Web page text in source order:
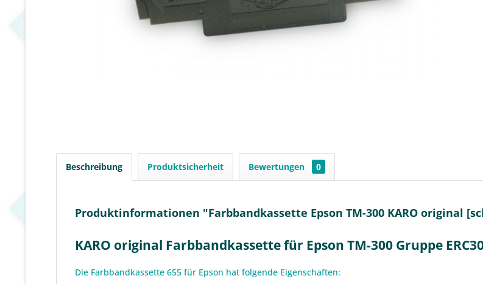
Beschreibung Produktsicherheit Bewertungen 0
Produktinformationen "Farbbandkassette Epson TM-300 KARO original
KARO original Farbbandkassette für Epson TM-300 Gruppe
Die Farbbandkassette 655 für Epson hat folgende Eigenschaften: